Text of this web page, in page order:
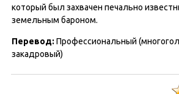
который был захвачен печально
земельным бароном.
Перевод: Профессиональный
закадровый)